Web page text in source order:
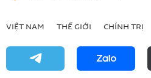
VIỆT NAM THẾ GIỚI CHÍNH TRỊ